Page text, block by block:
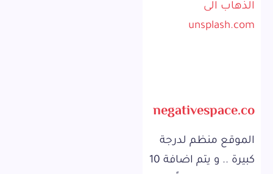
الذهاب الى
unsplash.com
negativespace.co
الموقع منظم لدرجة
كبيرة .. و يتم اضافة 10